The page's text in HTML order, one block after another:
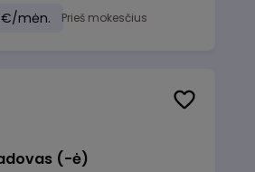
€/mėn. Prieš mokesčius
(-ė)